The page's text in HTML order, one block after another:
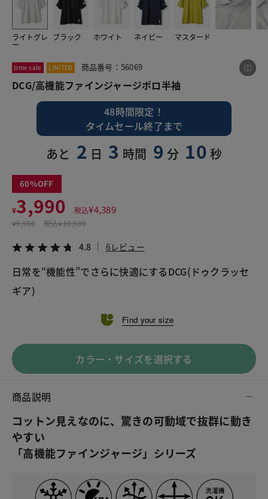
ライトグレ
ー
ブラック ホワイト ネイビー マスタード
time sale LIMITED 商品番号：56069
DCG/高機能ファインジャージポロ半袖
48時間限定！
タイムセール終了まで
あと 2日3時間9分9秒
60
¥3,990 税込¥4,389
¥9,990 税込¥10,989
4.8 6レビュー
日常を“機能性”でさらに快適にするDCG(ドゥクラッセ
ギア)
Find your size
カラー・サイズを選択する
商品説明
コットン見えなのに、驚きの可動域で抜群に動き
やすい
「高機能ファインジャージ」シリーズ
この商品をシェアする
DCG/高機能ファインジャージポロ半袖
¥3,990
税込¥4,389
4.8 6レビュー